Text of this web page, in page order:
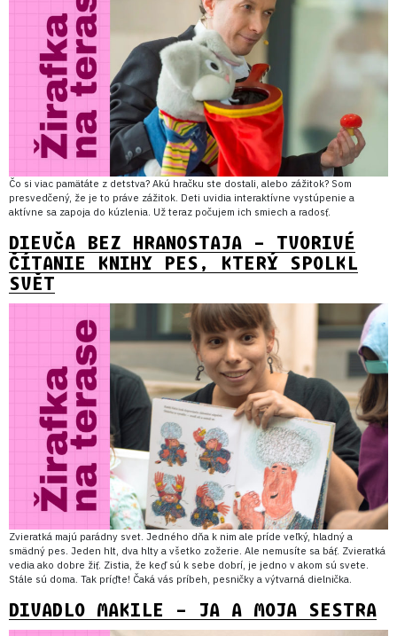
Čo si viac pamätáte z detstva? Akú hračku ste dostali, alebo zážitok? Som
presvedčený, že je to práve zážitok. Deti uvidia interaktívne vystúpenie a
aktívne sa zapoja do kúzlenia. Už teraz počujem ich smiech a radosť.
DIEVČA BEZ HRANOSTAJA – TVORIVÉ
ČÍTANIE KNIHY PES, KTERÝ SPOLKL
SVĚT
Zvieratká majú parádny svet. Jedného dňa k nim ale príde veľký, hladný a
smädný pes. Jeden hlt, dva hlty a všetko zožerie. Ale nemusíte sa báť. Zvieratká
vedia ako dobre žiť. Zistia, že keď sú k sebe dobrí, je jedno v akom sú svete.
Stále sú doma. Tak príďte! Čaká vás príbeh, pesničky a výtvarná dielnička.
DIVADLO MAKILE – JA A MOJA SESTRA